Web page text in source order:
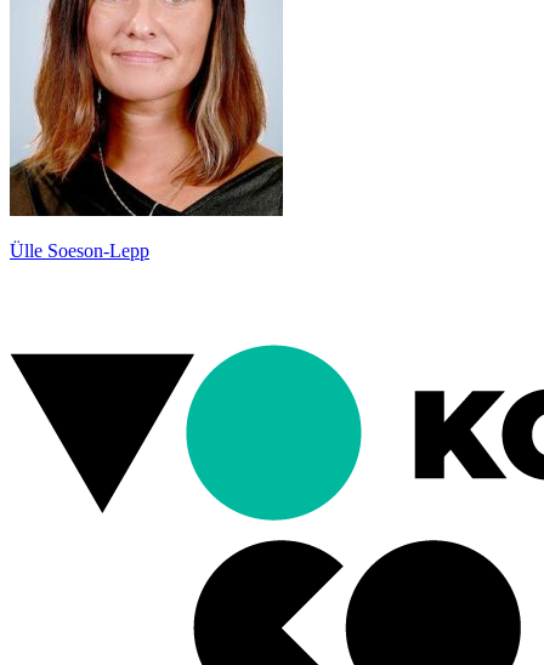
Ülle Soeson-Lepp